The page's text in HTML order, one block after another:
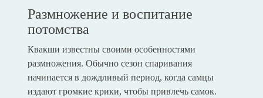
Размножение и воспитание
потомства
Квакши известны своими особенностями
размножения. Обычно сезон спаривания
начинается в дождливый период, когда самцы
издают громкие крики, чтобы привлечь самок.